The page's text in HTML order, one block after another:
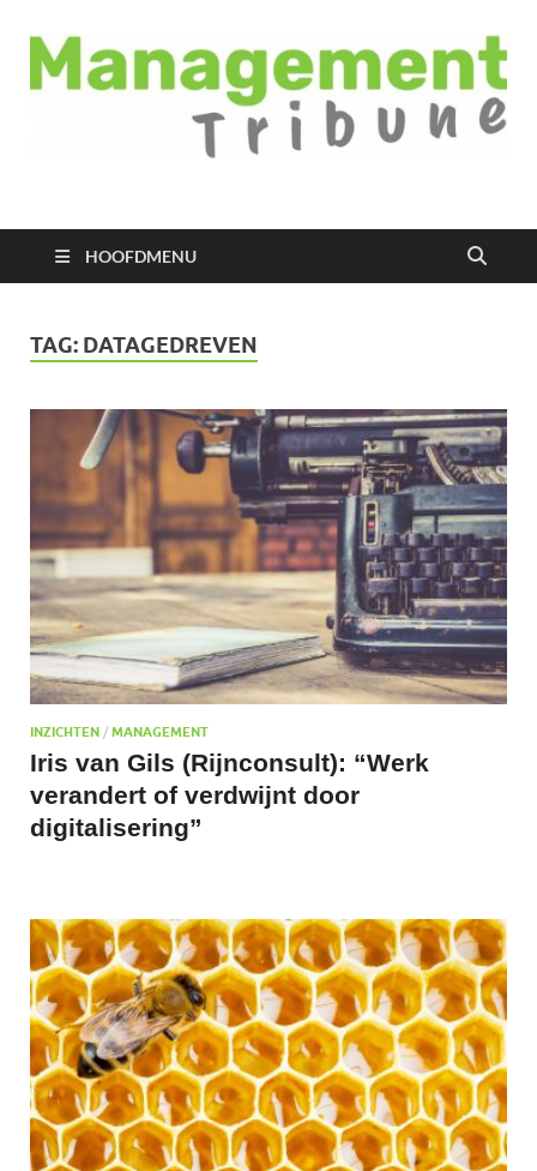
Managementtribune
HOOFDMENU
TAG: DATAGEDREVEN
INZICHTEN / MANAGEMENT
Iris van Gils (Rijnconsult): “Werk
verandert of verdwijnt door
digitalisering”